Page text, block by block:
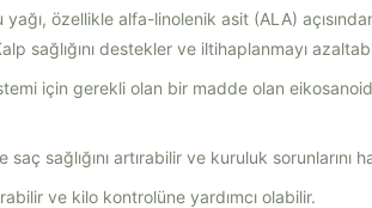
özellikle alfa-linolenik asit (ALA)
sağlığını destekler ve iltihaplanmayı
için gerekli olan bir madde olan
sağlığını artırabilir ve kuruluk sorunlarını
ve kilo kontrolüne yardımcı olabilir.